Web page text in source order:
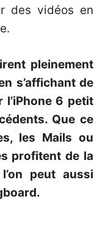
des vidéos en
pleinement
s’affichant de
6 petit
Que ce
les Mails ou
profitent de la
peut aussi